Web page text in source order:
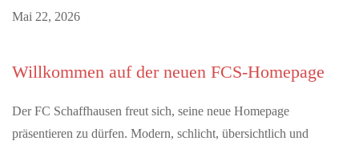
Mai 22, 2026
Willkommen auf der neuen FCS-Homepage
Der FC Schaffhausen freut sich, seine neue Homepage
präsentieren zu dürfen. Modern, schlicht, übersichtlich und